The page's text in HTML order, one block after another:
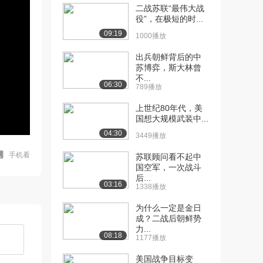
手机看
09:19
二战苏联“最伟大战
役”，在极短的时...
1000播放
06:30
出兵朝鲜背后的中
苏博弈，斯大林曾
不...
789播放
04:30
上世纪80年代，美
国想大规模武装中...
3449播放
03:16
苏联顾问看不起中
国空军，一次战斗
后...
1338播放
08:18
为什么一定是金日
成？二战后朝鲜势
力...
1177播放
美国战争目标变